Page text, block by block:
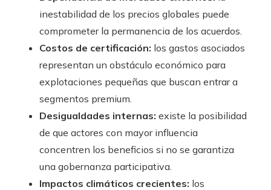
inestabilidad de los precios globales puede
comprometer la permanencia de los acuerdos.
Costos de certificación: los gastos asociados
representan un obstáculo económico para
explotaciones pequeñas que buscan entrar a
segmentos premium.
Desigualdades internas: existe la posibilidad
de que actores con mayor influencia
concentren los beneficios si no se garantiza
una gobernanza participativa.
Impactos climáticos crecientes: los